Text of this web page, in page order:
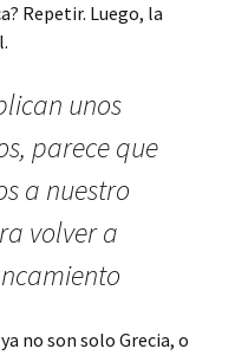
Repetir. Luego, la
unos
parece que
a nuestro
volver a
no son solo Grecia, o